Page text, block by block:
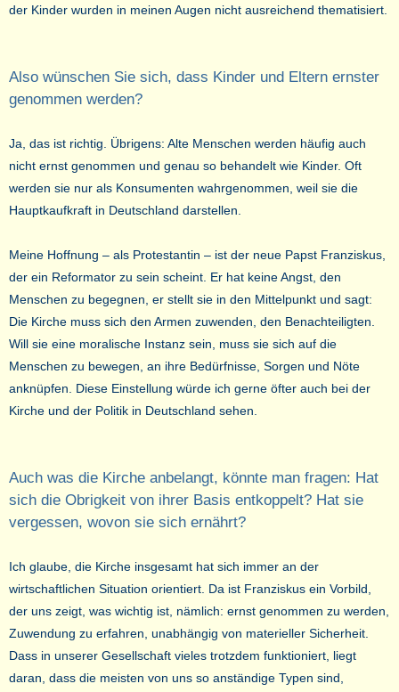
der Kinder wurden in meinen Augen nicht ausreichend thematisiert.
Also wünschen Sie sich, dass Kinder und Eltern ernster
genommen werden?
Ja, das ist richtig. Übrigens: Alte Menschen werden häufig auch
nicht ernst genommen und genau so behandelt wie Kinder. Oft
werden sie nur als Konsumenten wahrgenommen, weil sie die
Hauptkaufkraft in Deutschland darstellen.
Meine Hoffnung – als Protestantin – ist der neue Papst Franziskus,
der ein Reformator zu sein scheint. Er hat keine Angst, den
Menschen zu begegnen, er stellt sie in den Mittelpunkt und sagt:
Die Kirche muss sich den Armen zuwenden, den Benachteiligten.
Will sie eine moralische Instanz sein, muss sie sich auf die
Menschen zu bewegen, an ihre Bedürfnisse, Sorgen und Nöte
anknüpfen. Diese Einstellung würde ich gerne öfter auch bei der
Kirche und der Politik in Deutschland sehen.
Auch was die Kirche anbelangt, könnte man fragen: Hat
sich die Obrigkeit von ihrer Basis entkoppelt? Hat sie
vergessen, wovon sie sich ernährt?
Ich glaube, die Kirche insgesamt hat sich immer an der
wirtschaftlichen Situation orientiert. Da ist Franziskus ein Vorbild,
der uns zeigt, was wichtig ist, nämlich: ernst genommen zu werden,
Zuwendung zu erfahren, unabhängig von materieller Sicherheit.
Dass in unserer Gesellschaft vieles trotzdem funktioniert, liegt
daran, dass die meisten von uns so anständige Typen sind,